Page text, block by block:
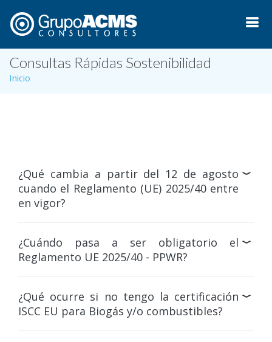
Consultas Rápidas Sostenibilidad
Inicio
¿Qué cambia a partir del 12 de agosto
cuando el Reglamento (UE) 2025/40 entre
en vigor?
¿Cuándo pasa a ser obligatorio el
Reglamento UE 2025/40 - PPWR?
¿Qué ocurre si no tengo la certificación
ISCC EU para Biogás y/o combustibles?